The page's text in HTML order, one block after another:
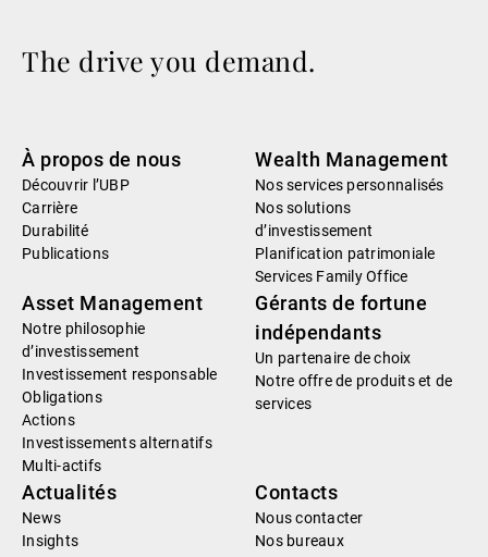
The drive you demand.
À propos de nous
Découvrir l’UBP
Carrière
Durabilité
Publications
Wealth Management
Nos services personnalisés
Nos solutions
d’investissement
Planification patrimoniale
Services Family Office
Asset Management
Notre philosophie
d’investissement
Investissement responsable
Obligations
Actions
Investissements alternatifs
Multi-actifs
Gérants de fortune
indépendants
Un partenaire de choix
Notre offre de produits et de
services
Actualités
News
Insights
Contacts
Nous contacter
Nos bureaux